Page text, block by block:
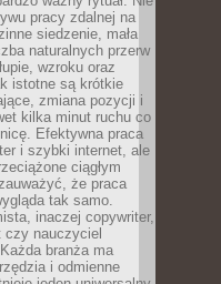
pracy zdalnej na
siedzenie, mała
naturalnych przerw
wzroku oraz
istotne są krótkie
zmiana pozycji i
kilka minut ruchu co
Efektywna praca
i szybki internet, ale
ciągłym
że praca
tak samo.
inaczej copywriter,
czy nauczyciel
branża ma
i odmienne